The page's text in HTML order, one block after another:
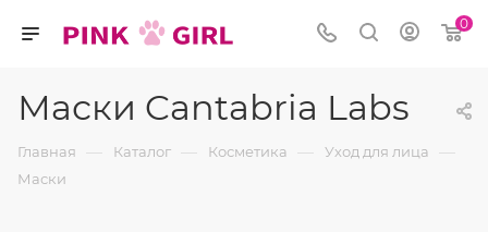
0
Маски Cantabria Labs
Главная — Каталог — Косметика — Уход для лица —
Маски